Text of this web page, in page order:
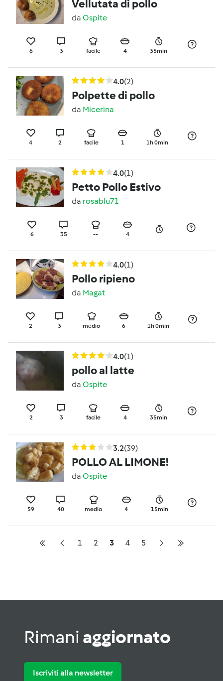
Vellutata di pollo
da Ospite
6 3 facile 4 35min
4.0(2)
Polpette di pollo
da Micerina
4 2 facile 1 1h 0min
4.0(1)
Petto Pollo Estivo
da rosablu71
6 35 -- 4
4.0(1)
Pollo ripieno
da Magat
2 3 medio 6 1h 0min
4.0(1)
pollo al latte
da Ospite
2 3 facile 4 35min
3.2(39)
POLLO AL LIMONE!
da Ospite
59 40 medio 4 15min
1 2 3 4 5
Rimani aggiornato
Iscriviti alla newsletter